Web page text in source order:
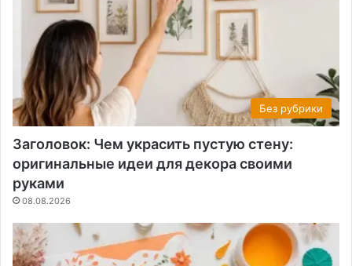
Без рубрики
Заголовок: Чем украсить пустую стену:
оригинальные идеи для декора своими
руками
08.08.2026